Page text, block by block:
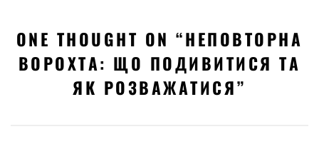
ONE THOUGHT ON “НЕПОВТОРНА
ВОРОХТА: ЩО ПОДИВИТИСЯ ТА
ЯК РОЗВАЖАТИСЯ”